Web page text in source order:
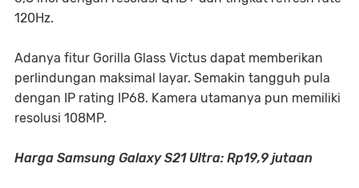
120Hz.
Adanya fitur Gorilla Glass Victus dapat memberikan
perlindungan maksimal layar. Semakin tangguh pula
dengan IP rating IP68. Kamera utamanya pun memiliki
resolusi 108MP.
Harga Samsung Galaxy S21 Ultra: Rp19,9 jutaan